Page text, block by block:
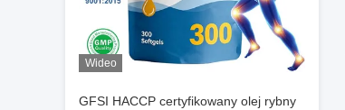
Wideo
GFSI HACCP certyfikowany olej rybny